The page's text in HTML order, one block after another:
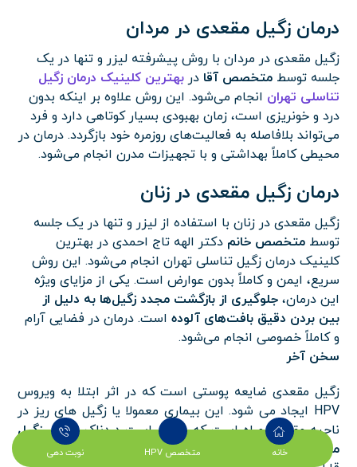
درمان زگیل مقعدی در مردان
زگیل مقعدی در مردان با روش پیشرفته لیزر و تنها در یک
جلسه توسطمتخصص آقا دربهترین کلینیک درمان زگیل
تناسلی تهران انجام می‌شود. این روش علاوه بر اینکه بدون
درد و خونریزی است، زمان بهبودی بسیار کوتاهی دارد و فرد
می‌تواند بلافاصله به فعالیت‌های روزمره خود بازگردد. درمان در
محیطی کاملاً بهداشتی و با تجهیزات مدرن انجام می‌شود.
درمان زگیل مقعدی در زنان
زگیل مقعدی در زنان با استفاده از لیزر و تنها در یک جلسه
توسطمتخصص خانم دکتر الهه تاج احمدی در بهترین
کلینیک درمان زگیل تناسلی تهران انجام می‌شود. این روش
سریع، ایمن و کاملاً بدون عوارض است. یکی از مزایای ویژه
این درمان،جلوگیری از بازگشت مجدد زگیل‌ها به دلیل از
بین بردن دقیق بافت‌های آلوده است. درمان در فضایی آرام
و کاملاً خصوصی انجام می‌شود.
سخن آخر
زگیل مقعدی ضایعه پوستی است که در اثر ابتلا به ویروس
HPV ایجاد می شود. این بیماری معمولا یا زگیل های ریز در
ناحیه مقعد همراه است که ممکن است دردناک باشند.زگیل
مقعدی
فقط از طریق رابطه جنسی و تماس پوست با پوست
خانه متخصص HPV نوبت دهی